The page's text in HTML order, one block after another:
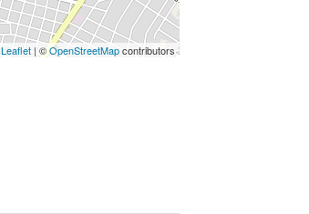
Leaflet | ©OpenStreetMapcontributors